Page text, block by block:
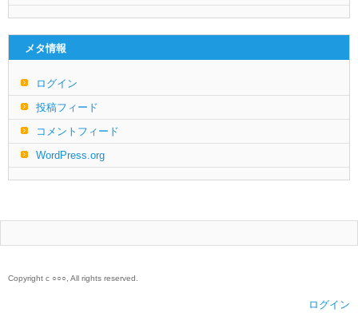
メタ情報
ログイン
投稿フィード
コメントフィード
WordPress.org
Copyright c ○○○, All rights reserved.
ログイン